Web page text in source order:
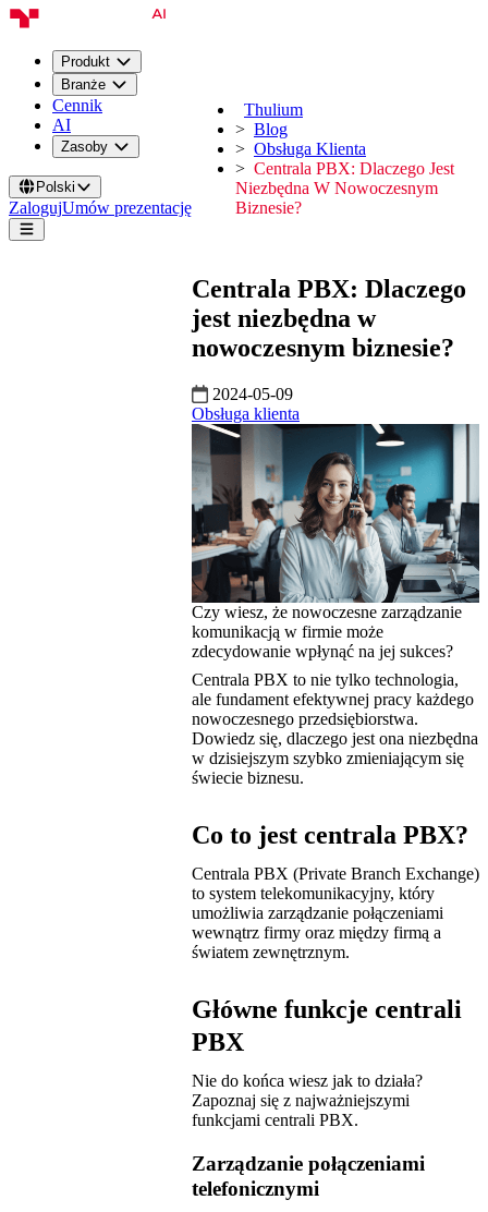
Produkt
Branże
Cennik
AI
Zasoby
Polski
ZalogujUmów prezentację
Thulium
Blog
Obsługa Klienta
Centrala PBX: Dlaczego Jest
Niezbędna W Nowoczesnym
Biznesie?
Centrala PBX: Dlaczego
jest niezbędna w
nowoczesnym biznesie?
2024-05-09
Obsługa klienta
Czy wiesz, że nowoczesne zarządzanie
komunikacją w firmie może
zdecydowanie wpłynąć na jej sukces?
Centrala PBX to nie tylko technologia,
ale fundament efektywnej pracy każdego
nowoczesnego przedsiębiorstwa.
Dowiedz się, dlaczego jest ona niezbędna
w dzisiejszym szybko zmieniającym się
świecie biznesu.
Co to jest centrala PBX?
Centrala PBX (Private Branch Exchange)
to system telekomunikacyjny, który
umożliwia zarządzanie połączeniami
wewnątrz firmy oraz między firmą a
światem zewnętrznym.
Główne funkcje centrali
PBX
Nie do końca wiesz jak to działa?
Zapoznaj się z najważniejszymi
funkcjami centrali PBX.
Zarządzanie połączeniami
telefonicznymi